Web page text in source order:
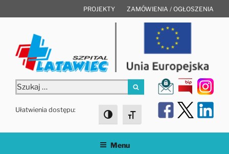
do
PROJEKTY ZAMÓWIENIA / OGŁOSZENIA
Szukaj:
Szukaj
Ułatwienia dostępu:
Toggle High Contrast
Toggle Font size
Menu